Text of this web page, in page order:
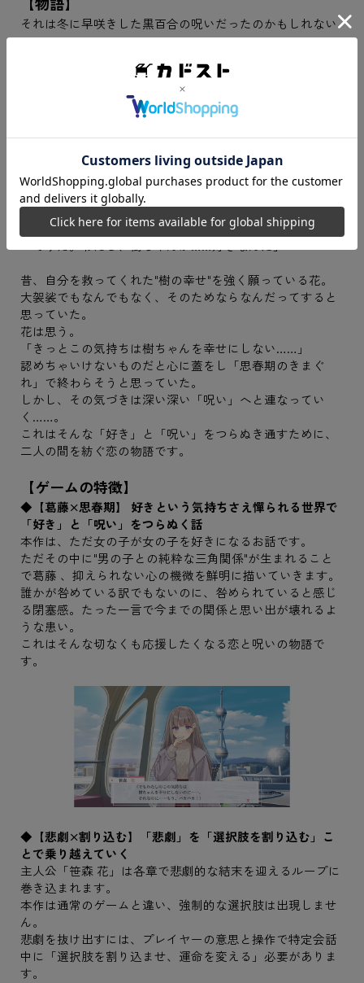
それは冬に早咲きした黒百合の呪いだったのかもしれない
――
未成年の5割以上が亡くなった脅威の新型ウイルス「CLII」
が完全収束してから18年。
人々はすっかり日常を取り戻したが、社会には大きな爪痕
「笹森 花」は札幌の私立苗代高等学校の3年生。
ちょっと物静かだけど、心の中はいつも慌しい女の子。
卒業まで残り僅かな時、花は同じ日を繰り返す中である感
情に気が付いてしまう。
昔、自分を救ってくれた"樹の幸せ"を強く願っている花。
大袈裟でもなんでもなく、そのためならなんだってすると
思っていた。
花は思う。
「きっとこの気持ちは樹ちゃんを幸せにしない……」
認めちゃいけないものだと心に蓋をし「思春期のきまぐ
れ」で終わらそうと思っていた。
しかし、その気づきは深い深い「呪い」へと連なってい
く……。
これはそんな「好き」と「呪い」をつらぬき通すために、
二人の間を紡ぐ恋の物語です。
【ゲームの特徴】
◆【葛藤×思春期】 好きという気持ちさえ憚られる世界で
「好き」と「呪い」をつらぬく話
本作は、ただ女の子が女の子を好きになるお話です。
ただその中に"男の子との純粋な三角関係"が生まれること
で葛藤 、抑えられない心の機微を鮮明に描いていきます。
誰かが咎めている訳でもないのに、咎められていると感じ
る閉塞感。たった一言で今までの関係と思い出が壊れるよ
うな患い。
これはそんな切なくも応援したくなる恋と呪いの物語で
す。
◆【悲劇×割り込む】「悲劇」を「選択肢を割り込む」こ
とで乗り越えていく
主人公「笹森 花」は各章で悲劇的な結末を迎えるループに
巻き込まれます。
本作は通常のゲームと違い、強制的な選択肢は出現しませ
ん。
悲劇を抜け出すには、プレイヤーの意思と操作で特定会話
中に「選択肢を割り込ませ、運命を変える」必要がありま
す。